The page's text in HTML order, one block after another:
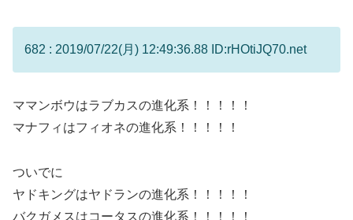
682 : 2019/07/22(月) 12:49:36.88 ID:rHOtiJQ70.net
ママンボウはラブカスの進化系！！！！！
マナフィはフィオネの進化系！！！！！
ついでに
ヤドキングはヤドランの進化系！！！！！
バクガメスはコータスの進化系！！！！！